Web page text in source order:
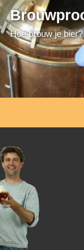
Hoe brouw je bier?